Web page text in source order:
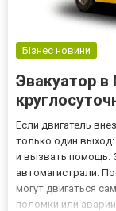
Бізнес новини
Эвакуатор
Если двигатель
только один
и вызвать помощь.
автомагистрали.
могут двигаться
поломки или